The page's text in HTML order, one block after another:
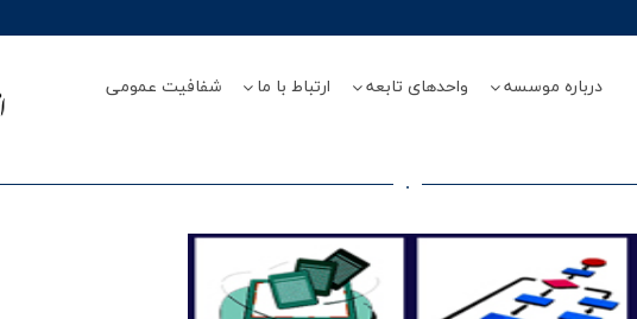
درباره موسسه واحدهای تابعه ارتباط با ما شفافیت عمومی
.